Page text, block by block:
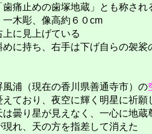
痛止めの歯塚地蔵」とも称され
一木彫、像高約６０cm
に見上げている
に持ち、右手は下げ自らの袈裟
浦（現在の香川県善通寺市）の
ており、夜空に輝く明星に祈願
曇り星が見えなく、一心に地蔵
れ、天の方を指差して消えた